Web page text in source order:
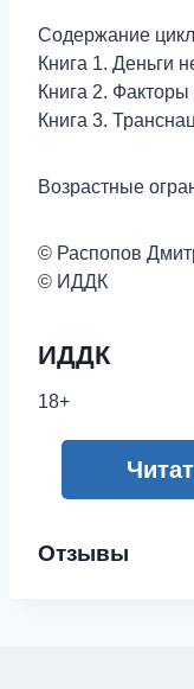
Содержание
Книга 1. Деньги
Книга 2. Факторы
Книга 3.
Возрастные
© Распопов
© ИДДК
ИДДК
18+
Отзывы